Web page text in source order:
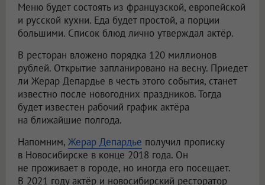
Меню будет состоять из французской, европейской
и русской кухни. Еда будет простой, а порции
большими. Список блюд лично утверждал актёр.
В ресторан вложено порядка 120 миллионов
рублей. Открытие запланировано на весну. Приедет
ли Жерар Депардье в честь этого события, станет
известно после новогодних праздников. Тогда
будет известен рабочий график актёра
на ближайшие полгода.
Напомним, Жерар Депардье получил прописку
в Новосибирске в конце 2018 года. Он
не проживает в городе, но иногда его посещает.
В 2021 году актёр и новосибирский ресторатор